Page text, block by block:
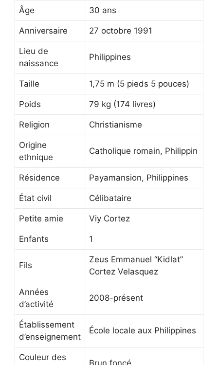
Âge 30 ans
Anniversaire 27 octobre 1991
Lieu de
naissance
Philippines
Taille 1,75 m (5 pieds 5 pouces)
Poids 79 kg (174 livres)
Religion Christianisme
Origine
ethnique
Catholique romain, Philippin
Résidence Payamansion, Philippines
État civil Célibataire
Petite amie Viy Cortez
Enfants 1
Fils
Zeus Emmanuel “Kidlat”
Cortez Velasquez
Années
d’activité
2008-présent
Établissement
d’enseignement
École locale aux Philippines
Couleur des
Brun foncé